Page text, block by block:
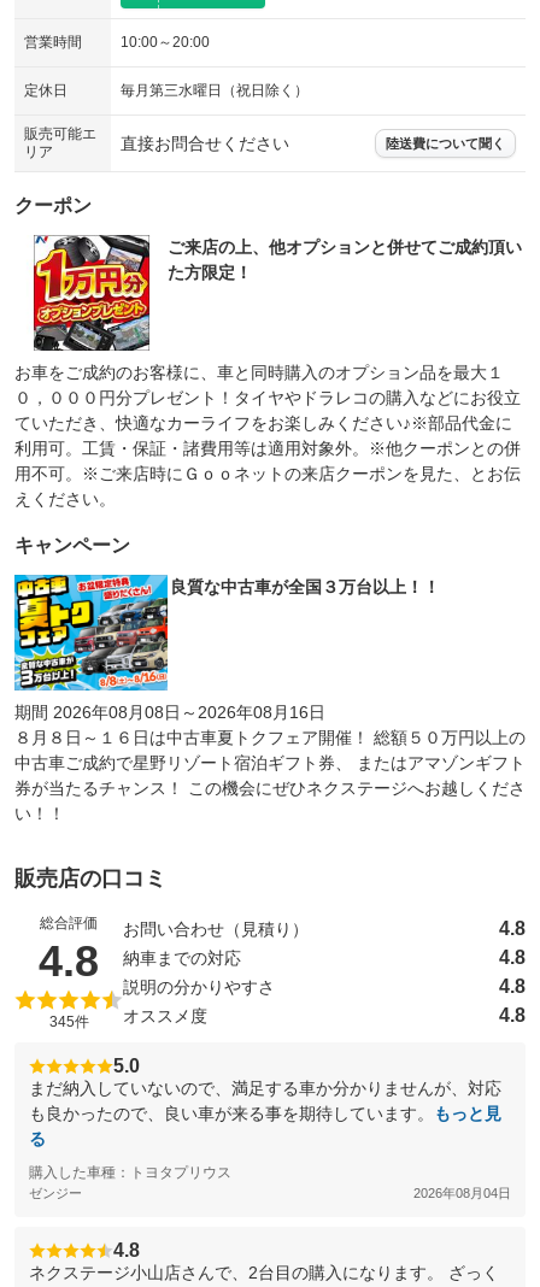
営業時間 10:00～20:00
定休日 毎月第三水曜日（祝日除く）
販売可能エ
リア
直接お問合せください 陸送費について聞く
クーポン
ご来店の上、他オプションと併せてご成約頂い
た方限定！
お車をご成約のお客様に、車と同時購入のオプション品を最大１
０，０００円分プレゼント！タイヤやドラレコの購入などにお役立
ていただき、快適なカーライフをお楽しみください♪※部品代金に
利用可。工賃・保証・諸費用等は適用対象外。※他クーポンとの併
用不可。※ご来店時にＧｏｏネットの来店クーポンを見た、とお伝
えください。
キャンペーン
良質な中古車が全国３万台以上！！
期間 2026年08月08日～2026年08月16日
８月８日～１６日は中古車夏トクフェア開催！ 総額５０万円以上の
中古車ご成約で星野リゾート宿泊ギフト券、 またはアマゾンギフト
券が当たるチャンス！ この機会にぜひネクステージへお越しくださ
い！！
販売店の口コミ
総合評価
4.8 （5点満点中）
345件
お問い合わせ（見積り） 4.8
納車までの対応 4.8
説明の分かりやすさ 4.8
オススメ度 4.8
5.0
まだ納入していないので、満足する車か分かりませんが、対応
も良かったので、良い車が来る事を期待しています。
もっと見
る
購入した車種：トヨタプリウス
ゼンジー 2026年08月04日
4.8
ネクステージ小山店さんで、2台目の購入になります。 ざっく